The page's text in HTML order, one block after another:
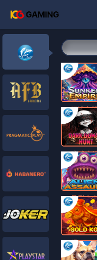
沉没文
暗域猎
异形突
爆金鲤